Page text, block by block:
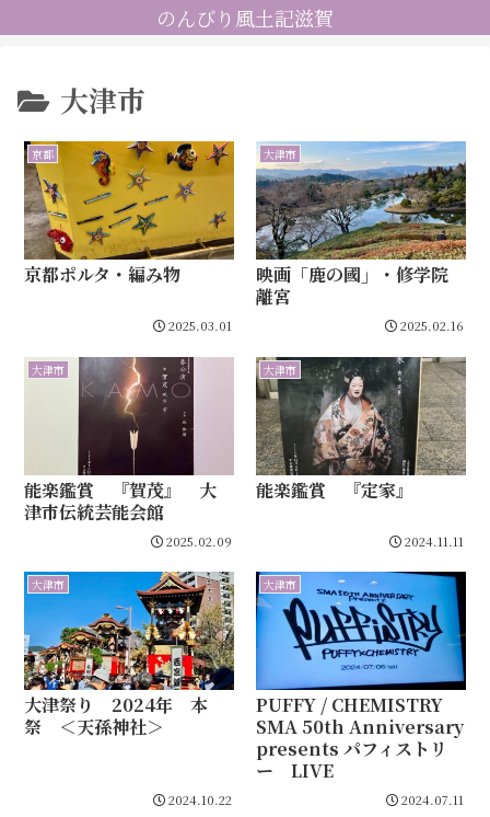
のんびり風土記滋賀
大津市
京都
京都ポルタ・編み物
2025.03.01
大津市
映画「鹿の國」・修学院
離宮
2025.02.16
大津市
能楽鑑賞 『賀茂』 大
津市伝統芸能会館
2025.02.09
大津市
能楽鑑賞 『定家』
2024.11.11
大津市
大津祭り 2024年 本
祭 ＜天孫神社＞
2024.10.22
大津市
PUFFY / CHEMISTRY
SMA 50th Anniversary
presents パフィストリ
ー LIVE
2024.07.11